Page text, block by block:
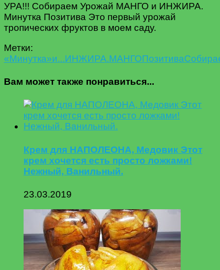
УРА!!! Собираем Урожай МАНГО и ИНЖИРА.
Минутка Позитива Это первый урожай
тропических фруктов в моем саду.
Метки:
«Минутка»и...ИНЖИРА.МАНГОПозитива
Вам может также понравиться...
Крем для НАПОЛЕОНА, Медовик Этот
крем хочется есть просто ложками!
Нежный, Ванильный.
23.03.2019